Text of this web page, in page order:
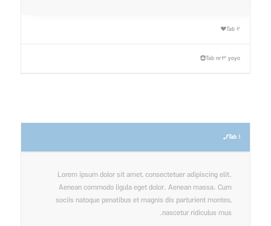
Tab 2
Tab nr3 yoyo
Tab 1
Lorem ipsum dolor sit amet, consectetuer adipiscing elit.
Aenean commodo ligula eget dolor. Aenean massa. Cum
sociis natoque penatibus et magnis dis parturient montes,
nascetur ridiculus mus.